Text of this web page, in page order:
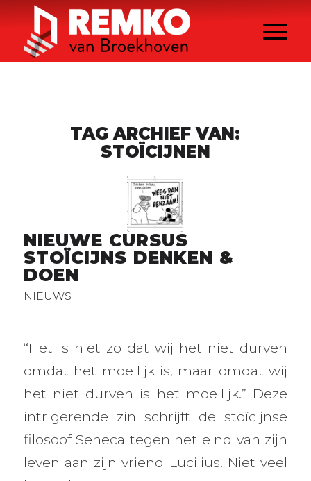
TAG ARCHIEF VAN:
STOÏCIJNEN
NIEUWE CURSUS
STOÏCIJNS DENKEN &
DOEN
NIEUWS
“Het is niet zo dat wij het niet durven
omdat het moeilijk is, maar omdat wij
het niet durven is het moeilijk.” Deze
intrigerende zin schrijft de stoïcijnse
filosoof Seneca tegen het eind van zijn
leven aan zijn vriend Lucilius. Niet veel